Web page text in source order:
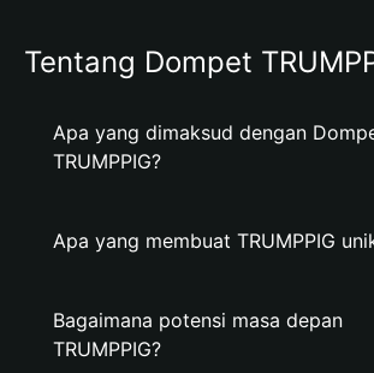
Tentang Dompet
Apa yang dimaksud dengan
TRUMPPIG?
Apa yang membuat TRUMPPIG
Bagaimana potensi masa depan
TRUMPPIG?